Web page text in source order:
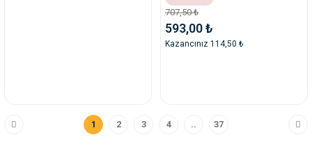
707,50 ₺
593,00 ₺
Kazancınız 114,50 ₺
1 2 3 4 .. 37